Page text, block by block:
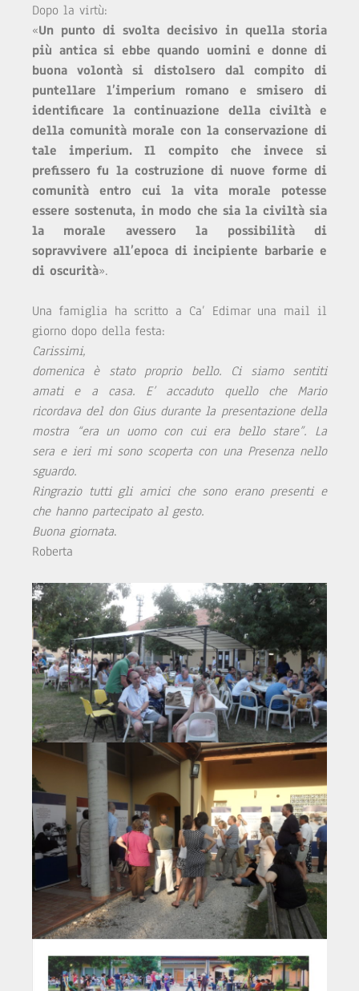
Dopo la virtù:
«Un punto di svolta decisivo in quella storia
più antica si ebbe quando uomini e donne di
buona volontà si distolsero dal compito di
puntellare l’imperium romano e smisero di
identificare la continuazione della civiltà e
della comunità morale con la conservazione di
tale imperium. Il compito che invece si
prefissero fu la costruzione di nuove forme di
comunità entro cui la vita morale potesse
essere sostenuta, in modo che sia la civiltà sia
la morale avessero la possibilità di
sopravvivere all’epoca di incipiente barbarie e
di oscurità».
Una famiglia ha scritto a Ca’ Edimar una mail il
giorno dopo della festa:
Carissimi,
domenica è stato proprio bello. Ci siamo sentiti
amati e a casa. E’ accaduto quello che Mario
ricordava del don Gius durante la presentazione della
mostra “era un uomo con cui era bello stare”. La
sera e ieri mi sono scoperta con una Presenza nello
sguardo.
Ringrazio tutti gli amici che sono erano presenti e
che hanno partecipato al gesto.
Buona giornata.
Roberta